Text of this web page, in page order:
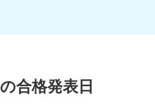
合格発表日